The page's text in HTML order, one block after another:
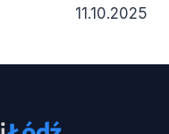
11.10.2025